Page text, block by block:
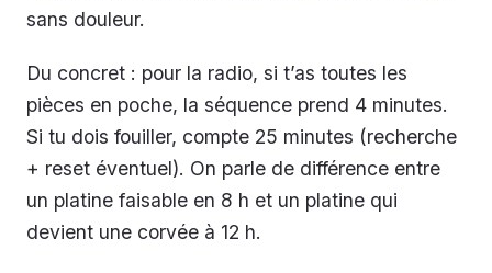
sans douleur.
Du concret : pour la radio, si t’as toutes les
pièces en poche, la séquence prend 4 minutes.
Si tu dois fouiller, compte 25 minutes (recherche
+ reset éventuel). On parle de différence entre
un platine faisable en 8 h et un platine qui
devient une corvée à 12 h.